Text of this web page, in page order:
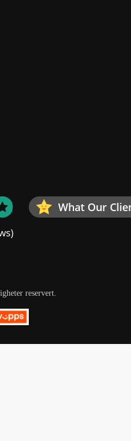
What Our
reservert.